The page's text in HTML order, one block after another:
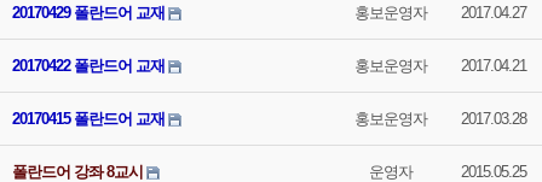
20170429 폴란드어 교재 홍보운영자 2017.04.27
20170422 폴란드어 교재 홍보운영자 2017.04.21
20170415 폴란드어 교재 홍보운영자 2017.03.28
폴란드어 강좌 8교시 운영자 2015.05.25